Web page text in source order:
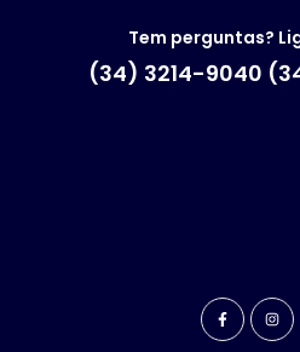
Tem perguntas?
(34) 3214-9040